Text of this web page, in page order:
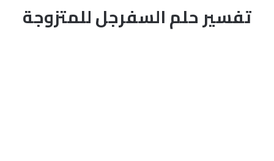
تفسير حلم السفرجل للمتزوجة